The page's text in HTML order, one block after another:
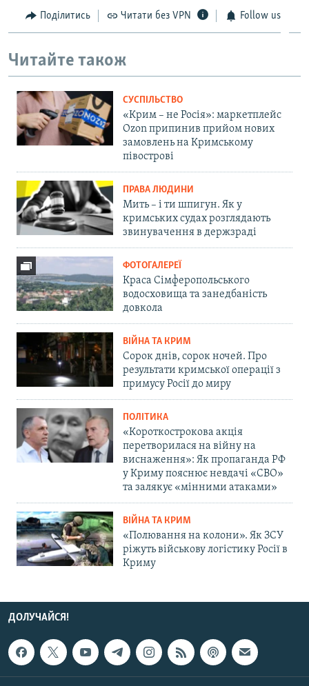
Поділитись Читати без VPN Follow us
Читайте також
СУСПІЛЬСТВО
«Крим – не Росія»: маркетплейс
Ozon припинив прийом нових
замовлень на Кримському
півострові
ПРАВА ЛЮДИНИ
Мить – і ти шпигун. Як у
кримських судах розглядають
звинувачення в держзраді
ФОТОГАЛЕРЕЇ
Краса Сімферопольського
водосховища та занедбаність
довкола
ВІЙНА ТА КРИМ
Сорок днів, сорок ночей. Про
результати кримської операції з
примусу Росії до миру
ПОЛІТИКА
«Короткострокова акція
перетворилася на війну на
виснаження»: Як пропаганда РФ
у Криму пояснює невдачі «СВО»
та залякує «мінними атаками»
ВІЙНА ТА КРИМ
«Полювання на колони». Як ЗСУ
ріжуть військову логістику Росії в
Криму
ДОЛУЧАЙСЯ!